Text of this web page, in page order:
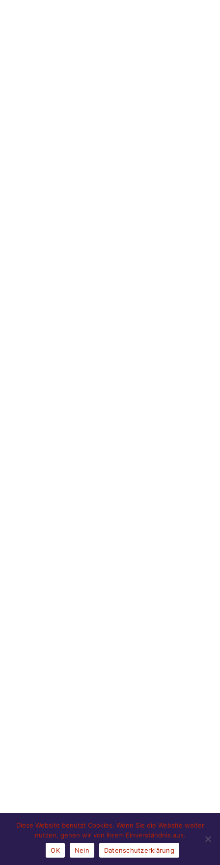
Diese Website benutzt Cookies. Wenn Sie die Website weiter
nutzen, gehen wir von Ihrem Einverständnis aus.
OK
Nein Datenschutzerklärung